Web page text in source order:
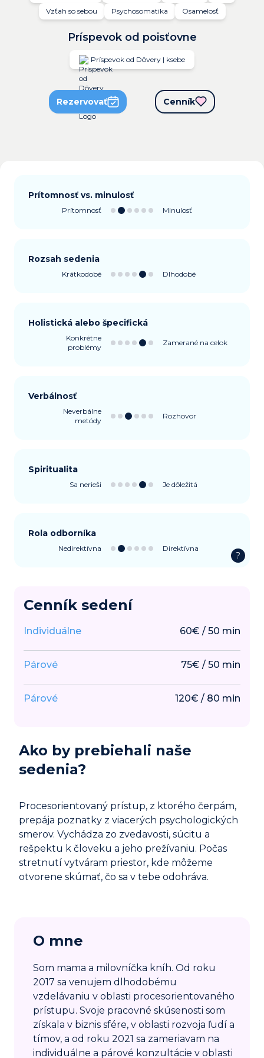
Vzťah so sebou
Psychosomatika Osamelosť
Príspevok od poisťovne
Príspevok od Dôvery | ksebe
Rezervovať Cenník
Prítomnosť vs. minulosť
Prítomnosť Minulosť
Rozsah sedenia
Krátkodobé Dlhodobé
Holistická alebo špecifická
Konkrétne
problémy
Zamerané na celok
Verbálnosť
Neverbálne
metódy
Rozhovor
Spiritualita
Sa nerieši Je dôležitá
Rola odborníka
Nedirektívna Direktívna
?
Cenník sedení
Individuálne 60€ / 50 min
Párové 75€ / 50 min
Párové 120€ / 80 min
Ako by prebiehali naše
sedenia?
Procesorientovaný prístup, z ktorého čerpám,
prepája poznatky z viacerých psychologických
smerov. Vychádza zo zvedavosti, súcitu a
rešpektu k človeku a jeho prežívaniu. Počas
stretnutí vytváram priestor, kde môžeme
otvorene skúmať, čo sa v tebe odohráva.
O mne
Som mama a milovníčka kníh. Od roku
2017 sa venujem dlhodobému
vzdelávaniu v oblasti procesorientovaného
prístupu. Svoje pracovné skúsenosti som
získala v biznis sfére, v oblasti rozvoja ľudí a
tímov, a od roku 2021 sa zameriavam na
individuálne a párové konzultácie v oblasti